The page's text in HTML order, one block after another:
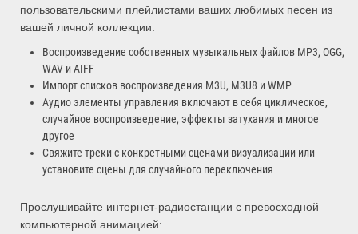
пользовательскими плейлистами ваших любимых песен из
вашей личной коллекции.
Воспроизведение собственных музыкальных файлов MP3, OGG,
WAV и AIFF
Импорт списков воспроизведения M3U, M3U8 и WMP
Аудио элементы управления включают в себя циклическое,
случайное воспроизведение, эффекты затухания и многое
другое
Свяжите треки с конкретными сценами визуализации или
установите сцены для случайного переключения
Прослушивайте интернет-радиостанции с превосходной
компьютерной анимацией: